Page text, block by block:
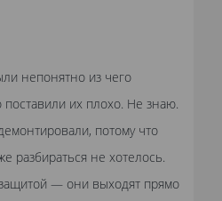
непонятно из чего
их плохо. Не знаю.
потому что
разбираться не хотелось.
— они выходят прямо